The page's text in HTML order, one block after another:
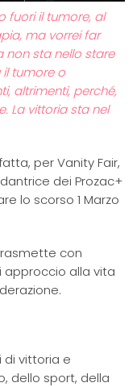
fuori il tumore, al
ma vorrei far
non sta nello stare
il tumore o
altrimenti, perché,
La vittoria sta nel
per Vanity Fair,
dei Prozac+
lo scorso 1 Marzo
con
approccio alla vita
vittoria e
dello sport, della